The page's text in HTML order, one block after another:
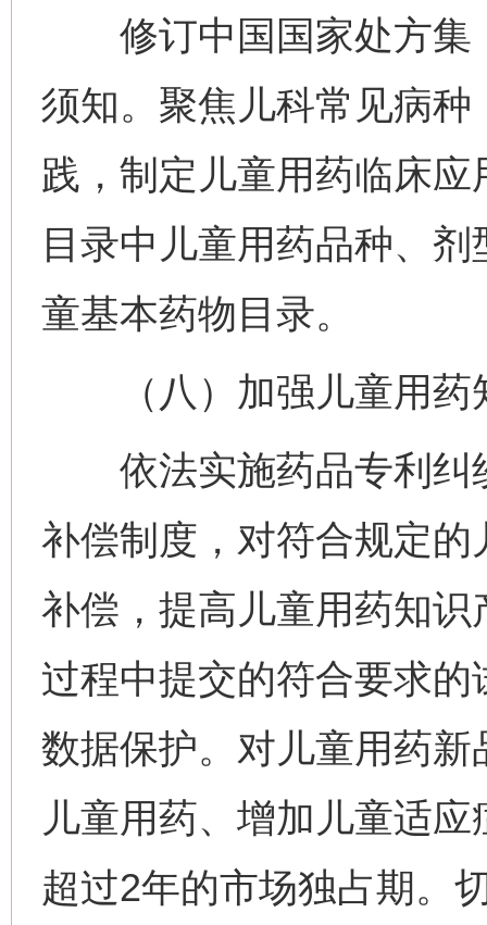
修订中国国家处方集
须知。聚焦儿科常见病
践，制定儿童用药临床
目录中儿童用药品种、
童基本药物目录。
（八）加强儿童用药
依法实施药品专利纠
补偿制度，对符合规定
补偿，提高儿童用药知
过程中提交的符合要求
数据保护。对儿童用药
儿童用药、增加儿童适
超过2年的市场独占期。